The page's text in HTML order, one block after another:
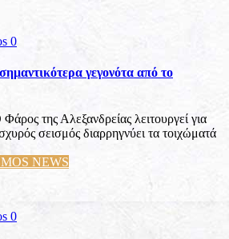
0
γεγονότα από το
της Αλεξανδρείας λειτουργεί για
σεισμός διαρρηγνύει τα τοιχώματά
NEWS
0